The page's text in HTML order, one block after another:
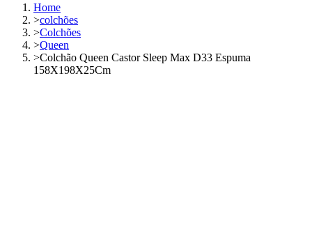
Home
>colchões
>Colchões
>Queen
>Colchão Queen Castor Sleep Max D33 Espuma
158X198X25Cm